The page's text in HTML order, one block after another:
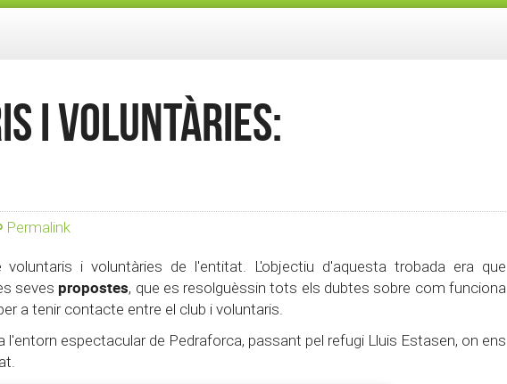
i Voluntàries:
Permalink
i voluntàries de l'entitat. L'objectiu d'aquesta trobada era que
seves propostes, que es resolguèssin tots els dubtes sobre com funciona
a tenir contacte entre el club i voluntaris.
espectacular de Pedraforca, passant pel refugi Lluis Estasen, on ens